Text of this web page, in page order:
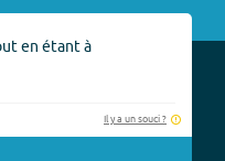
en étant à
Il y a un souci ?